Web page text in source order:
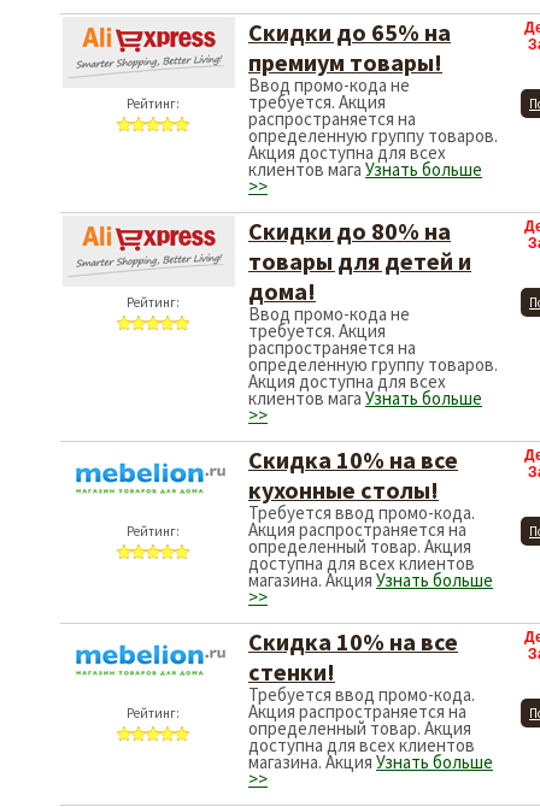
Рейтинг:
Скидки до 65% на
премиум товары!
Ввод промо-кода не
требуется. Акция
распространяется на
определенную группу товаров.
Акция доступна для всех
клиентов мага Узнать больше
>>
Рейтинг:
Скидки до 80% на
товары для детей и
дома!
Ввод промо-кода не
требуется. Акция
распространяется на
определенную группу товаров.
Акция доступна для всех
клиентов мага Узнать больше
>>
Рейтинг:
Скидка 10% на все
кухонные столы!
Требуется ввод промо-кода.
Акция распространяется на
определенный товар. Акция
доступна для всех клиентов
магазина. Акция Узнать больше
>>
Рейтинг:
Скидка 10% на все
стенки!
Требуется ввод промо-кода.
Акция распространяется на
определенный товар. Акция
доступна для всех клиентов
магазина. Акция Узнать больше
>>